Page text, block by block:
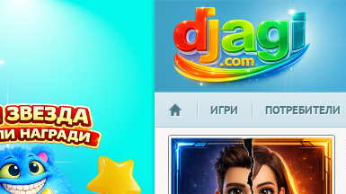
djagi.com
НАЧАЛО
ИГРИ ПОТРЕБИТЕЛИ